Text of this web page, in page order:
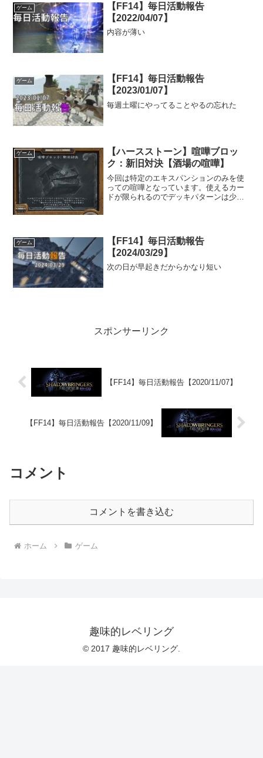
ゲーム
【FF14】毎日活動報告
【2022/04/07】
内容が薄い
ゲーム
【FF14】毎日活動報告
【2023/01/07】
毎週土曜にやってることやるの忘れた
ゲーム
【ハースストーン】喧嘩ブロッ
ク：新旧対決【酒場の喧嘩】
今回は特定のエキスパンションのみを使
っての喧嘩となっています。使えるカー
ドが限られるのでデッキパターンは少な
ゲーム
【FF14】毎日活動報告
【2024/03/29】
次の日が早起きだからかなり短い
スポンサーリンク
【FF14】毎日活動報告【2020/11/07】
【FF14】毎日活動報告【2020/11/09】
コメント
コメントを書き込む
ホーム ゲーム
趣味的レベリング
© 2017 趣味的レベリング.